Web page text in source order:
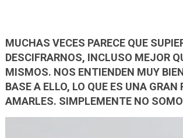
MUCHAS VECES PARECE QUE
DESCIFRARNOS, INCLUSO MEJOR
MISMOS. NOS ENTIENDEN MUY
BASE A ELLO, LO QUE ES UNA GRAN
AMARLES. SIMPLEMENTE NO